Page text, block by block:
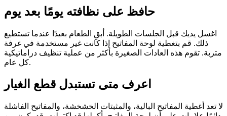
حافظ على نظافته يومًا بعد يوم
اغسل يديك قبل الجلسات الطويلة. أبقِ الطعام بعيدًا عندما تستطيع
ذلك. قم بتغطية لوحة المفاتيح إذا كانت غير مستخدمة في غرفة
متربة. تقوم هذه العادات الصغيرة بأكثر من عملية تنظيف دراماتيكية
كل عام.
اعرف متى تستبدل قطع الغيار
لا تعد أغطية المفاتيح البالية، والمثبتات الخشخشة، والمفاتيح الفاشلة